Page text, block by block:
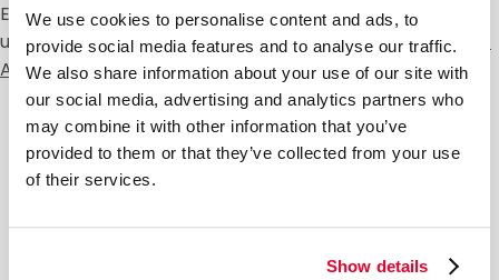
We use cookies to personalise content and ads, to
provide social media features and to analyse our traffic.
We also share information about your use of our site with
our social media, advertising and analytics partners who
may combine it with other information that you’ve
provided to them or that they’ve collected from your use
of their services.
Show details
Explorer, Google Chrome, Mozilla Firefox, Apple Safari
und Opera verfügbar.Klicken Sie hier, um das Opt-out
Add-on auf Ihrem Computer zu installieren.